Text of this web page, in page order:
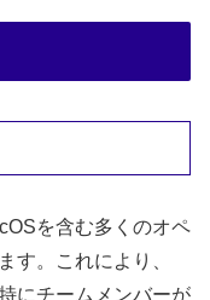
を含む多くのオペ
す。これにより、
にチームメンバーが